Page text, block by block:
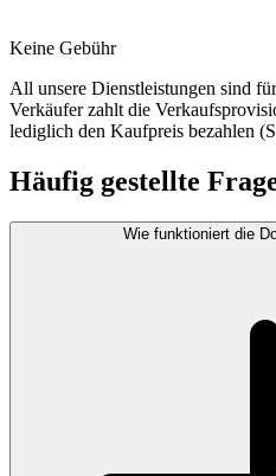
Keine Gebühr
All unsere Dienstleistungen sind
Verkäufer zahlt die
lediglich den Kaufpreis bezahlen
Häufig gestellte
Wie funktioniert die